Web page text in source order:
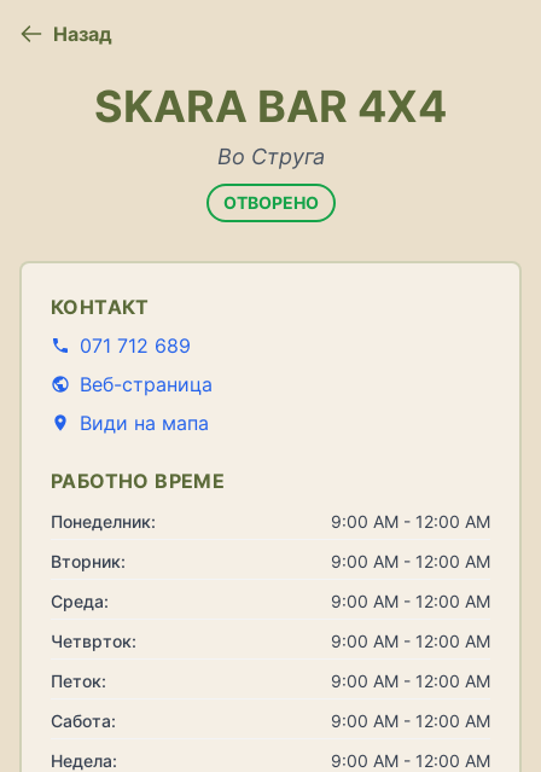
Назад
SKARA BAR 4X4
Во Струга
ОТВОРЕНО
КОНТАКТ
071 712 689
Веб-страница
Види на мапа
РАБОТНО ВРЕМЕ
Понеделник:
9:00 AM - 12:00 AM
Вторник:
9:00 AM - 12:00 AM
Среда:
9:00 AM - 12:00 AM
Четврток:
9:00 AM - 12:00 AM
Петок:
9:00 AM - 12:00 AM
Сабота:
9:00 AM - 12:00 AM
Недела:
9:00 AM - 12:00 AM